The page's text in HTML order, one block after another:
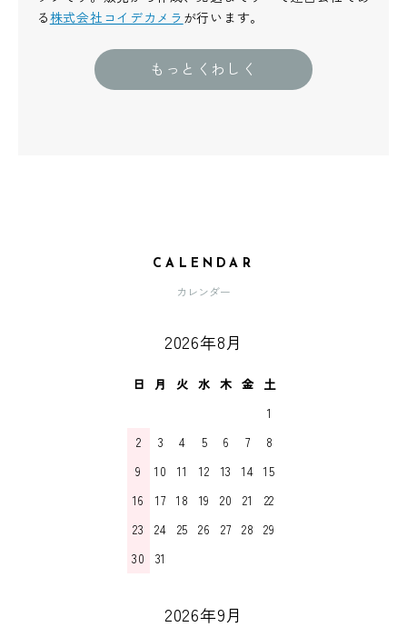
る株式会社コイデカメラ が行います。
もっとくわしく
CALENDAR
カレンダー
2026年8月
日 月 火 水 木 金 土
1
2
3 4 5 6 7
8
9
10 11 12 13 14 15
16
17 18 19 20 21
22
23
24 25 26 27 28
29
30
31
2026年9月